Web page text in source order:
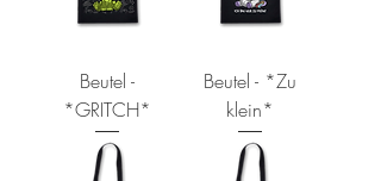
Beutel -
*GRITCH*
Beutel - *Zu
klein*